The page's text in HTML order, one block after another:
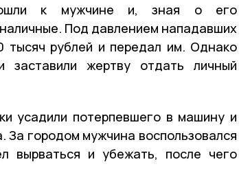
к мужчине и, зная о его
Под давлением нападавших
тысяч рублей и передал им. Однако
жертву отдать личный
усадили потерпевшего в машину и
За городом мужчина воспользовался
вырваться и убежать, после чего